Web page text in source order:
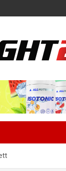
– MMA i